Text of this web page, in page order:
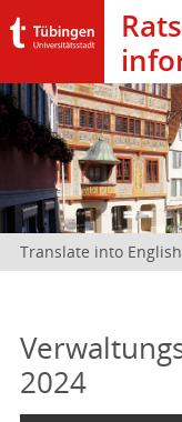
Translate into English
2024